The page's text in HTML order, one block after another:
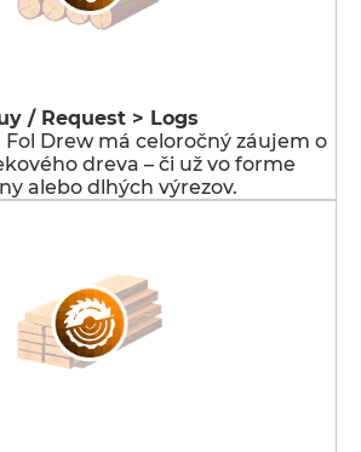
/ Request > Logs
Fol Drew má celoročný záujem o
dreva – či už vo forme
alebo dlhých výrezov.